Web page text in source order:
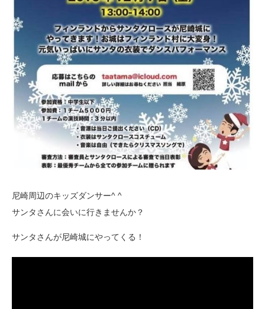
‪尼崎周辺のキッズダンサー^ ^‬
‪サンタさんに会いに行きませんか？‬
‪サンタさんが尼崎城にやってくる！‬